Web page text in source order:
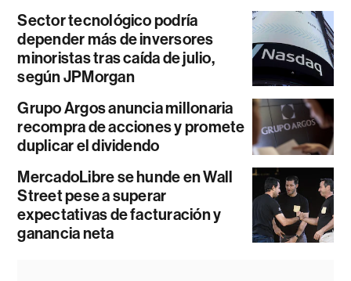
Sector tecnológico podría
depender más de inversores
minoristas tras caída de julio,
según JPMorgan
Grupo Argos anuncia millonaria
recompra de acciones y promete
duplicar el dividendo
MercadoLibre se hunde en Wall
Street pese a superar
expectativas de facturación y
ganancia neta